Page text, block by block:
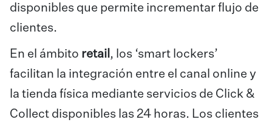
disponibles que permite incrementar flujo de
clientes.
En el ámbito retail , los ‘smart lockers’
facilitan la integración entre el canal online y
la tienda física mediante servicios de Click &
Collect disponibles las 24 horas. Los clientes